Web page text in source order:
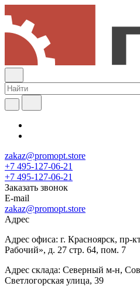
zakaz@promopt.store
+7 495-127-06-21
+7 495-127-06-21
Заказать звонок
E-mail
zakaz@promopt.store
Адрес
Адрес офиса: г. Красноярск, пр-
Рабочий», д. 27 стр. 64, пом. 7
Адрес склада: Северный м-н,
Светлогорская улица, 39